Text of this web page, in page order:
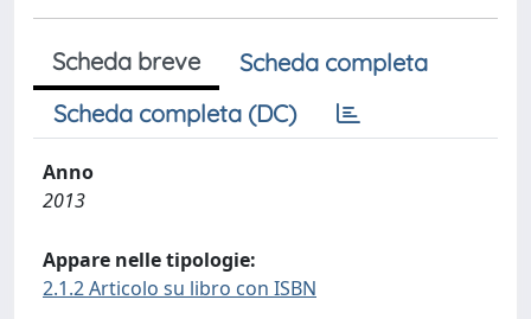
Scheda breve
Scheda completa
Scheda completa (DC)
Anno
2013
Appare nelle tipologie:
2.1.2 Articolo su libro con ISBN